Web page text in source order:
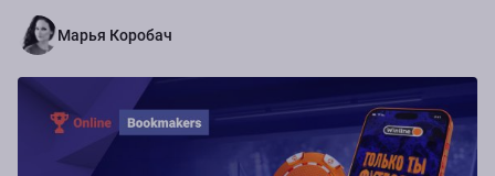
Марья Коробач